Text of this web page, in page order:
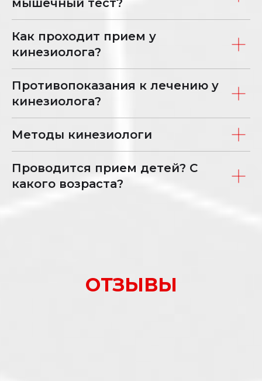
мышечный тест?
Как проходит прием у
кинезиолога?
Противопоказания к лечению у
кинезиолога?
Методы кинезиологи
Проводится прием детей? С
какого возраста?
ОТЗЫВЫ